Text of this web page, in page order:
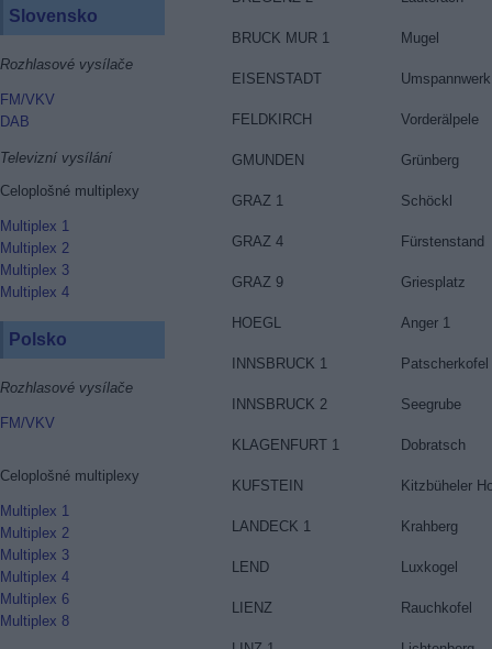
Slovensko
Rozhlasové vysílače
FM/VKV
DAB
Televizní vysílání
Celoplošné multiplexy
Multiplex 1
Multiplex 2
Multiplex 3
Multiplex 4
Polsko
Rozhlasové vysílače
FM/VKV
Celoplošné multiplexy
Multiplex 1
Multiplex 2
Multiplex 3
Multiplex 4
Multiplex 6
Multiplex 8
BRUCK MUR 1 Mugel
EISENSTADT Umspannwerk
FELDKIRCH Vorderälpele
GMUNDEN Grünberg
GRAZ 1 Schöckl
GRAZ 4 Fürstenstand
GRAZ 9 Griesplatz
HOEGL Anger 1
INNSBRUCK 1 Patscherkofel
INNSBRUCK 2 Seegrube
KLAGENFURT 1 Dobratsch
KUFSTEIN Kitzbüheler
LANDECK 1 Krahberg
LEND Luxkogel
LIENZ Rauchkofel